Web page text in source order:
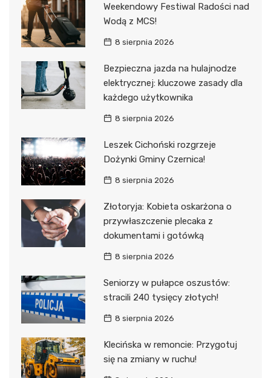
Weekendowy Festiwal Radości nad
Wodą z MCS!
8 sierpnia 2026
Bezpieczna jazda na hulajnodze
elektrycznej: kluczowe zasady dla
każdego użytkownika
8 sierpnia 2026
Leszek Cichoński rozgrzeje
Dożynki Gminy Czernica!
8 sierpnia 2026
Złotoryja: Kobieta oskarżona o
przywłaszczenie plecaka z
dokumentami i gotówką
8 sierpnia 2026
Seniorzy w pułapce oszustów:
stracili 240 tysięcy złotych!
8 sierpnia 2026
Klecińska w remoncie: Przygotuj
się na zmiany w ruchu!